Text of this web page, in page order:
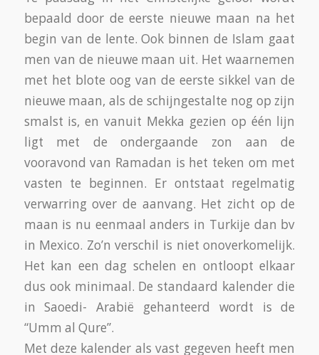
zwanger. Vasten is niet goed voor zowel
moeder als baby. De Koran geeft duidelijke
richtlijnen over wie in welke conditie mag
vasten. Zwangere vrouwen en zogende
moeders niet. Ook mensen met een ziekte en
medicatie en kinderen en ouden van dagen.
Dit is dan geen keus maar een bindende
uitspraak. Zij gaat dit later wel inhalen. Dat
wordt des te moeilijker want dan ben je in
jouw omgeving de enige die niet eet. En dan
loopt het na deze inhaalvasten voor haar
alweer snel naar de volgende Ramadan. Maar,
diegenen die om enige reden niet kunnen
inhalen, mogen een deel omzetten in een
donatie aan een goed doel. Want ook dat is
een opdracht in de Ramadan.
Het gaat om: